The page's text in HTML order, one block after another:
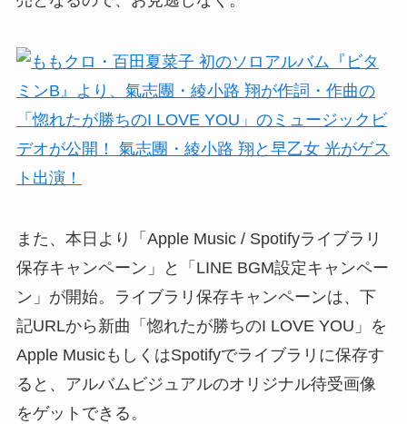
また、本日より「Apple Music / Spotifyライブラリ
保存キャンペーン」と「LINE BGM設定キャンペー
ン」が開始。ライブラリ保存キャンペーンは、下
記URLから新曲「惚れたが勝ちのI LOVE YOU」を
Apple MusicもしくはSpotifyでライブラリに保存す
ると、アルバムビジュアルのオリジナル待受画像
をゲットできる。